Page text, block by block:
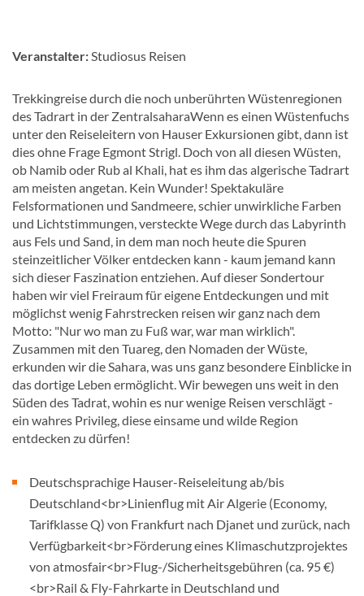
Veranstalter:Studiosus Reisen
Trekkingreise durch die noch unberührten Wüstenregionen
des Tadrart in der ZentralsaharaWenn es einen Wüstenfuchs
unter den Reiseleitern von Hauser Exkursionen gibt, dann ist
dies ohne Frage Egmont Strigl. Doch von all diesen Wüsten,
ob Namib oder Rub al Khali, hat es ihm das algerische Tadrart
am meisten angetan. Kein Wunder! Spektakuläre
Felsformationen und Sandmeere, schier unwirkliche Farben
und Lichtstimmungen, versteckte Wege durch das Labyrinth
aus Fels und Sand, in dem man noch heute die Spuren
steinzeitlicher Völker entdecken kann - kaum jemand kann
sich dieser Faszination entziehen. Auf dieser Sondertour
haben wir viel Freiraum für eigene Entdeckungen und mit
möglichst wenig Fahrstrecken reisen wir ganz nach dem
Motto: "Nur wo man zu Fuß war, war man wirklich".
Zusammen mit den Tuareg, den Nomaden der Wüste,
erkunden wir die Sahara, was uns ganz besondere Einblicke in
das dortige Leben ermöglicht. Wir bewegen uns weit in den
Süden des Tadrat, wohin es nur wenige Reisen verschlägt -
ein wahres Privileg, diese einsame und wilde Region
entdecken zu dürfen!
Deutschsprachige Hauser-Reiseleitung ab/bis
Deutschland<br>Linienflug mit Air Algerie (Economy,
Tarifklasse Q) von Frankfurt nach Djanet und zurück, nach
Verfügbarkeit<br>Förderung eines Klimaschutzprojektes
von atmosfair<br>Flug-/Sicherheitsgebühren (ca. 95 €)
<br>Rail & Fly-Fahrkarte in Deutschland und